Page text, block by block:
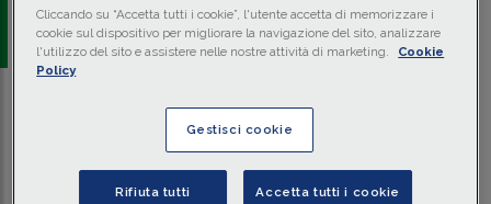
a cura di redazione Memento
4 min.
Cliccando su “Accetta tutti i cookie”, l'utente accetta di memorizzare i
cookie sul dispositivo per migliorare la navigazione del sito, analizzare
l'utilizzo del sito e assistere nelle nostre attività di marketing.
Cookie
Policy
Gestisci cookie
Rifiuta tutti Accetta tutti i cookie